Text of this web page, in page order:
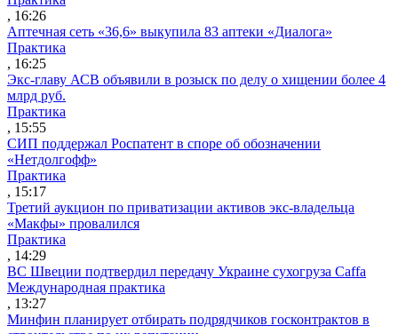
, 16:26
Аптечная сеть «36,6» выкупила 83 аптеки «Диалога»
Практика
, 16:25
Экс-главу АСВ объявили в розыск по делу о хищении более 4
млрд руб.
Практика
, 15:55
СИП поддержал Роспатент в споре об обозначении
«Нетдолгофф»
Практика
, 15:17
Третий аукцион по приватизации активов экс-владельца
«Макфы» провалился
Практика
, 14:29
ВС Швеции подтвердил передачу Украине сухогруза Caffa
Международная практика
, 13:27
Минфин планирует отбирать подрядчиков госконтрактов в